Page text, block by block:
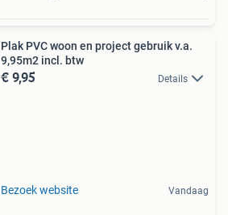
Plak PVC woon en project gebruik v.a.
9,95m2 incl. btw
€ 9,95 Details
Bezoek website Vandaag